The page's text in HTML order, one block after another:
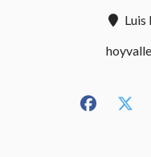
Luis